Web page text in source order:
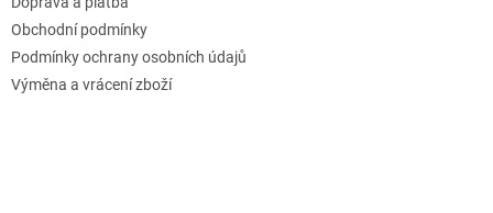
Obchodní podmínky
Podmínky ochrany osobních údajů
Výměna a vrácení zboží